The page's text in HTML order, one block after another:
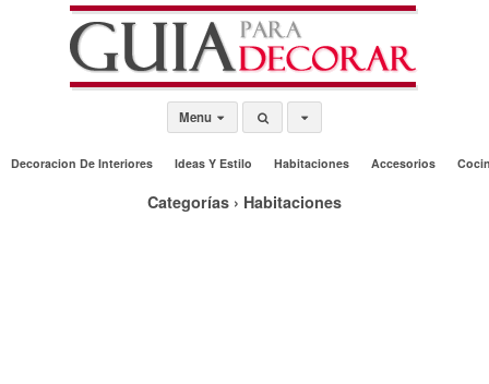
Menu
Decoracion De Interiores Ideas Y Estilo Habitaciones Accesorios
Categorías › Habitaciones